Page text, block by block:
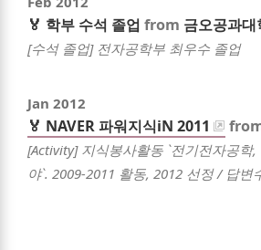
🏅 학부 수석 졸업 from 금오공과대
[수석 졸업] 전자공학부 최우수 졸업
Jan 2012
🏅 NAVER 파워지식iN 2011
[Activity] 지식봉사활동 `전기전자공학
야`. 2009-2011 활동, 2012 선정 / 답변